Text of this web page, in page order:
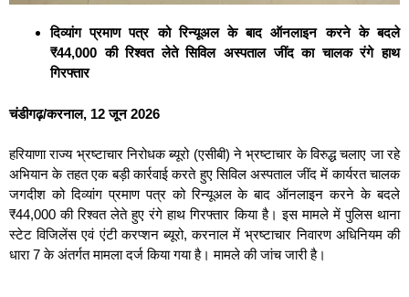
दिव्यांग प्रमाण पत्र को रिन्यूअल के बाद ऑनलाइन करने के बदले
₹44,000 की रिश्वत लेते सिविल अस्पताल जींद का चालक रंगे हाथ
गिरफ्तार
चंडीगढ़/करनाल, 12 जून 2026
हरियाणा राज्य भ्रष्टाचार निरोधक ब्यूरो (एसीबी) ने भ्रष्टाचार के विरुद्ध चलाए जा रहे
अभियान के तहत एक बड़ी कार्रवाई करते हुए सिविल अस्पताल जींद में कार्यरत चालक
जगदीश को दिव्यांग प्रमाण पत्र को रिन्यूअल के बाद ऑनलाइन करने के बदले
₹44,000 की रिश्वत लेते हुए रंगे हाथ गिरफ्तार किया है। इस मामले में पुलिस थाना
स्टेट विजिलेंस एवं एंटी करप्शन ब्यूरो, करनाल में भ्रष्टाचार निवारण अधिनियम की
धारा 7 के अंतर्गत मामला दर्ज किया गया है। मामले की जांच जारी है।